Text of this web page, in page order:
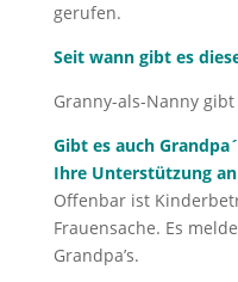
gerufen.
Seit wann gibt es
Granny-als-Nanny
Gibt es auch
Ihre Unterstützung
Offenbar ist
Frauensache. Es
Grandpa’s.